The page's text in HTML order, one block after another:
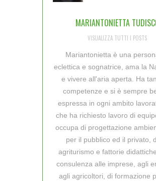
MARIANTONIETTA
VISUALIZZA TUTTI I POSTS
Mariantonietta è una
eclettica e sognatrice, ama la
e vivere all'aria aperta. Ha
competenze e si è sempre
espressa in ogni ambito
che ha richiesto lavoro di
occupa di progettazione
per il pubblico ed il privato,
agriturismo e fattorie
consulenza alle imprese, agli
agli agricoltori, di formazione